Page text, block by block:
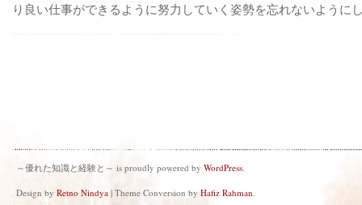
り良い仕事ができるように努力していく姿勢を忘れないように
～優れた知識と経験と～ is proudly powered by WordPress.
Design by Retno Nindya | Theme Conversion by Hafiz Rahman.